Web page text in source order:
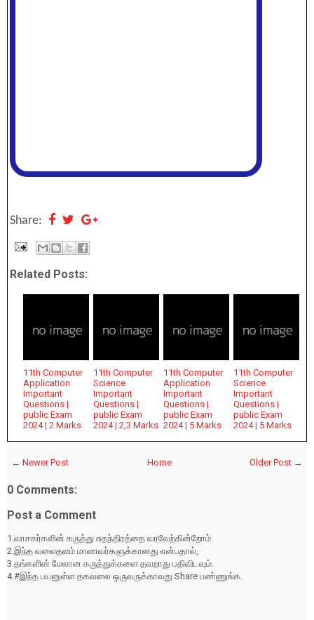
Share:
Related Posts:
11th Computer
Application
Important
Questions |
public Exam
2024 | 2 Marks
11th Computer
Science
Important
Questions |
public Exam
2024 | 2,3 Marks
11th Computer
Application
Important
Questions |
public Exam
2024 | 5 Marks
11th Computer
Science
Important
Questions |
public Exam
2024 | 5 Marks
← Newer Post Older Post →
Home
0 Comments:
Post a Comment
1.வாசகர்களின் கருத்து சுதந்திரத்தை வரவேற்கின்றோம்.
2.இந்த வலைதளம் மாணவர்களுக்கானது என்பதால்,
3.தங்களின் மேலான கருத்துக்களை தவறாது பதிவிடவும்.
4.#இந்த பயனுள்ள தகவலை ஒருவருக்காவது Share பண்ணுங்க.